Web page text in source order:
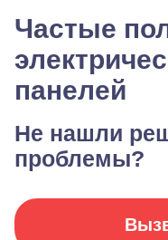
Частые
панелей
Не нашли
проблемы?